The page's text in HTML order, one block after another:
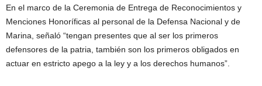
En el marco de la Ceremonia de Entrega de Reconocimientos y
Menciones Honoríficas al personal de la Defensa Nacional y de
Marina, señaló “tengan presentes que al ser los primeros
defensores de la patria, también son los primeros obligados en
actuar en estricto apego a la ley y a los derechos humanos”.